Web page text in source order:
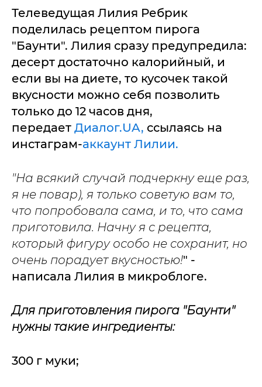
Телеведущая Лилия Ребрик
поделилась рецептом пирога
"Баунти". Лилия сразу предупредила:
десерт достаточно калорийный, и
если вы на диете, то кусочек такой
вкусности можно себя позволить
только до 12 часов дня,
передает Диалог.UA, ссылаясь на
инстаграм-аккаунт Лилии.
"На всякий случай подчеркну еще раз,
я не повар), я только советую вам то,
что попробовала сама, и то, что сама
приготовила. Начну я с рецепта,
который фигуру особо не сохранит, но
очень порадует вкусностью!" -
написала Лилия в микроблоге.
Для приготовления пирога "Баунти"
нужны такие ингредиенты:
300 г муки;